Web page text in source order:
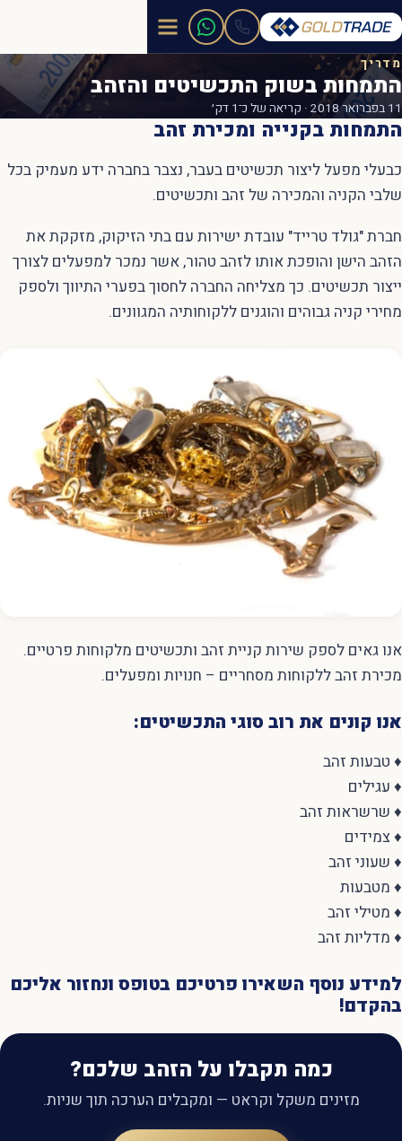
מדריך
התמחות בשוק התכשיטים והזהב
11 בפברואר 2018 · קריאה של כ־1 דק׳
התמחות בקנייה ומכירת זהב
כבעלי מפעל ליצור תכשיטים בעבר, נצבר בחברה ידע מעמיק בכל
שלבי הקניה והמכירה של זהב ותכשיטים.
חברת "גולד טרייד" עובדת ישירות עם בתי הזיקוק, מזקקת את
הזהב הישן והופכת אותו לזהב טהור, אשר נמכר למפעלים לצורך
ייצור תכשיטים. כך מצליחה החברה לחסוך בפערי התיווך ולספק
מחירי קניה גבוהים והוגנים ללקוחותיה המגוונים.
אנו גאים לספק שירות קניית זהב ותכשיטים מלקוחות פרטיים.
מכירת זהב ללקוחות מסחריים – חנויות ומפעלים.
אנו קונים את רוב סוגי התכשיטים:
♦ טבעות זהב
♦ עגילים
♦ שרשראות זהב
♦ צמידים
♦ שעוני זהב
♦ מטבעות
♦ מטילי זהב
♦ מדליות זהב
למידע נוסף השאירו פרטיכם בטופס ונחזור אליכם
בהקדם!
כמה תקבלו על הזהב שלכם?
מזינים משקל וקראט — ומקבלים הערכה תוך שניות.